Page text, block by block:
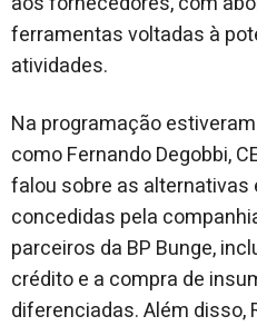
ferramentas voltadas à
atividades.
Na programação
como Fernando Degobbi,
falou sobre as
concedidas pela
parceiros da BP Bunge,
crédito e a compra de
diferenciadas. Além disso,